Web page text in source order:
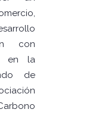
con
en la
de